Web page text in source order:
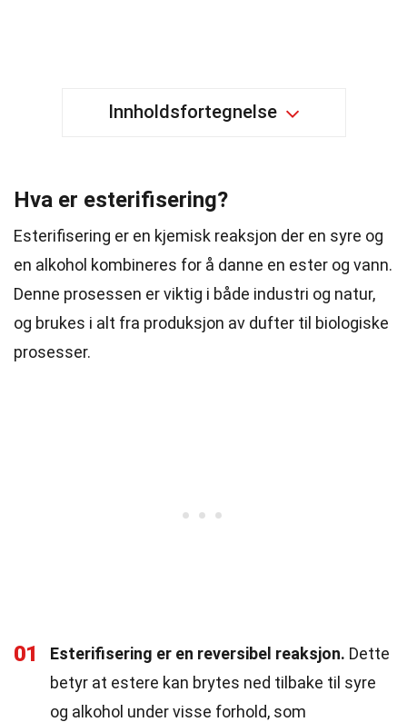
Innholdsfortegnelse
Hva er esterifisering?
Esterifisering er en kjemisk reaksjon der en syre og
en alkohol kombineres for å danne en ester og vann.
Denne prosessen er viktig i både industri og natur,
og brukes i alt fra produksjon av dufter til biologiske
prosesser.
01 Esterifisering er en reversibel reaksjon. Dette
betyr at estere kan brytes ned tilbake til syre
og alkohol under visse forhold, som